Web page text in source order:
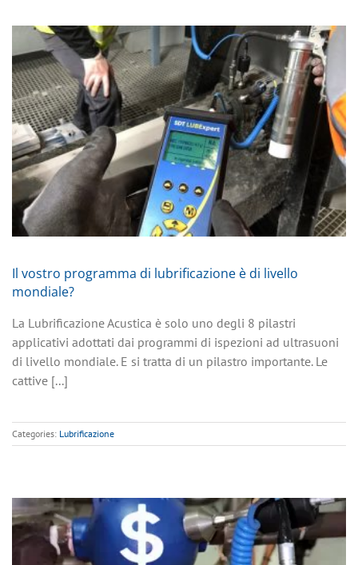
Il vostro programma di lubrificazione è di livello
mondiale?
La Lubrificazione Acustica è solo uno degli 8 pilastri
applicativi adottati dai programmi di ispezioni ad ultrasuoni
di livello mondiale. E si tratta di un pilastro importante. Le
cattive [...]
Categories: Lubrificazione